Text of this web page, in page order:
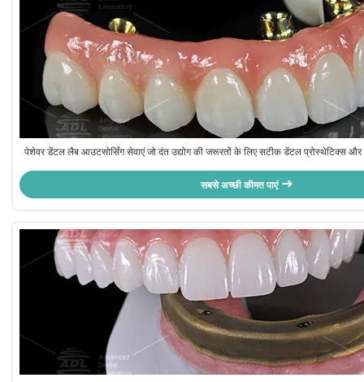
पेशेवर डेंटल लैब आउटसोर्सिंग सेवाएं जो दंत उद्योग की जरूरतों के लिए सटीक डेंटल प्रोस्थेटिक्स और
सबसे अच्छी कीमत पाएं